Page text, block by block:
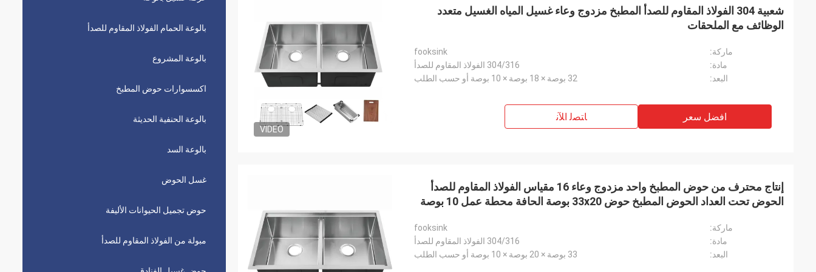
بالوعة الحمام الفولاذ المقاوم للصدأ
بالوعة المشروع
اكسسوارات حوض المطبخ
بالوعة الحنفية الحديثة
بالوعة السد
غسل الحوض
حوض تجميل الحيوانات الأليفة
مبولة من الفولاذ المقاوم للصدأ
VIDEO
شعبية 304 الفولاذ المقاوم للصدأ المطبخ مزدوج وعاء غسيل المياه الغسيل متعدد
الوظائف مع الملحقات
ماركة:
fooksink
مادة:
304/316 الفولاذ المقاوم للصدأ
البعد:
32 بوصة × 18 بوصة × 10 بوصة أو حسب الطلب
افضل سعر ﺎﺘﺼﻟ ﺍﻶﻧ
إنتاج محترف من حوض المطبخ واحد مزدوج وعاء 16 مقياس الفولاذ المقاوم للصدأ
الحوض تحت العداد الحوض المطبخ حوض 33x20 بوصة الحافة محطة عمل 10 بوصة
ماركة:
fooksink
مادة:
304/316 الفولاذ المقاوم للصدأ
البعد:
33 بوصة × 20 بوصة × 10 بوصة أو حسب الطلب